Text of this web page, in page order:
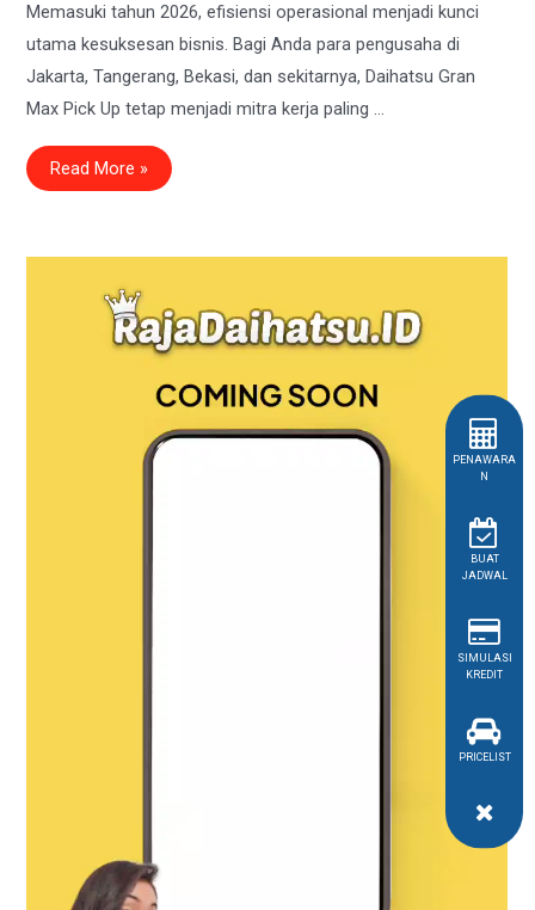
Memasuki tahun 2026, efisiensi operasional menjadi kunci
utama kesuksesan bisnis. Bagi Anda para pengusaha di
Jakarta, Tangerang, Bekasi, dan sekitarnya, Daihatsu Gran
Max Pick Up tetap menjadi mitra kerja paling …
Harga
&
Promo
Pick
Menguntungkan
Read More »
PENAWARA
N
BUAT
JADWAL
SIMULASI
KREDIT
PRICELIST